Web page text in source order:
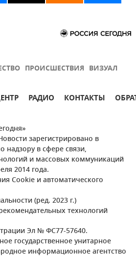
ПРОИСШЕСТВИЯ ВИЗУАЛ
РАДИО КОНТАКТЫ
зарегистрировано в
надзору в сфере связи,
и массовых коммуникаций
2014 года.
Cookie и автоматического
(ред. 2023 г.)
технологий
Эл № ФС77-57640.
государственное унитарное
информационное агентство